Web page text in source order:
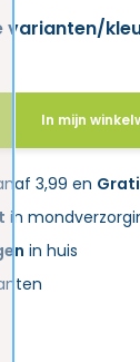
varianten/
In mijn
3,99 en
in
in huis